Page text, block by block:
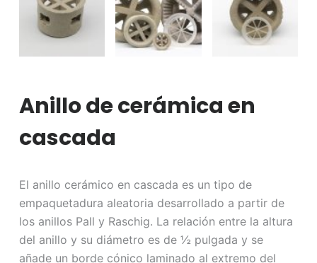
Anillo de cerámica en
cascada
El anillo cerámico en cascada es un tipo de
empaquetadura aleatoria desarrollado a partir de
los anillos Pall y Raschig. La relación entre la altura
del anillo y su diámetro es de ½ pulgada y se
añade un borde cónico laminado al extremo del